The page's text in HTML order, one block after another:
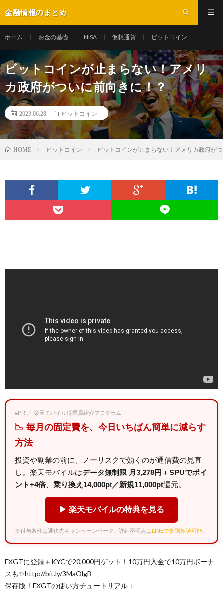
金融情報のまとめ
ホーム お金の基礎 NISA 仮想通貨 ビットコイン
ビットコインが止まらない！アメリ
カ政府がついに前向きに！？
2023.06.28 ビットコイン
HOME ビットコイン ビットコインが止まらない！アメリカ政府が
#PR ／ 楽天モバイル従業員紹介プログラム
📉 毎月の固定費を、今日いちばん簡単に減らす
方法
投資や副業の前に、ノーリスクで効くのが通信費の見直
し。楽天モバイルはデータ無制限 月3,278円 ＋SPUでポイ
ント+4倍
乗り換え14,000pt／新規11,000pt還元。
▶ 楽天モバイルの特典を見る
※付与条件は遷移先キャンペーンページ。詳細不明点はLINEで個別相談可能
FXGTに登録＋KYCで20,000円ゲット！10万円入金で10万円ボーナ
スも✨http://bit.ly/3MaOlgB
保存版！FXGTの使い方チュートリアル：